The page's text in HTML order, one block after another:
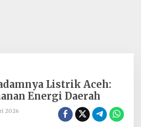
Listrik Aceh:
Energi Daerah
2026